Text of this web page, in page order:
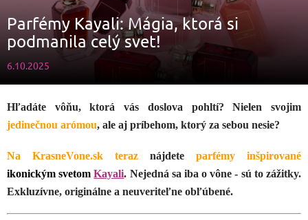
Parfémy Kayali: Mágia, ktorá si
podmanila celý svet!
6.10.2025
Hľadáte vôňu, ktorá vás doslova pohltí? Nielen svojim
jedinečnou arómou, ale aj príbehom, ktorý za sebou nesie?
Na KrasneVone.sk teraz nájdete parfémy inšpirované
ikonickým svetom Kayali. Nejedná sa iba o vône - sú to zážitky.
Exkluzívne, originálne a neuveriteľne obľúbené.